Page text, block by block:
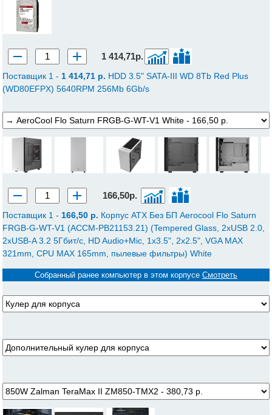
1 414,71р.
Поставщик 1 - 1 414,71 p. HDD 3.5" SATA-III WD 8Tb Red Plus
(WD80EFPX) 5640RPM 256Mb 6Gb/s
166,50р.
Поставщик 1 - 166,50 p. Корпус ATX Без БП Aerocool Flo Saturn
FRGB-G-WT-V1 (ACCM-PB21153.21) (Tempered Glass, 2xUSB 2.0,
2xUSB-A 3.2 5Гбит/с, HD Audio+Mic, 1x3.5", 2x2.5", VGA MAX
321mm, CPU MAX 165mm, пылевые фильтры) White
Собранный ранее компьютер в этом корпусе Смотреть